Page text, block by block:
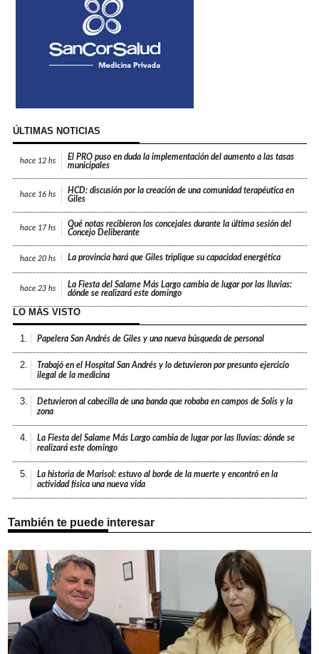
ÚLTIMAS NOTICIAS
hace 12 hs
El PRO puso en duda la implementación del aumento a las tasas
municipales
hace 16 hs
HCD: discusión por la creación de una comunidad terapéutica en
Giles
hace 17 hs
Qué notas recibieron los concejales durante la última sesión del
Concejo Deliberante
hace 20 hs La provincia hará que Giles triplique su capacidad energética
hace 23 hs
La Fiesta del Salame Más Largo cambia de lugar por las lluvias:
dónde se realizará este domingo
LO MÁS VISTO
1. Papelera San Andrés de Giles y una nueva búsqueda de personal
2.
Trabajó en el Hospital San Andrés y lo detuvieron por presunto ejercicio
ilegal de la medicina
3.
Detuvieron al cabecilla de una banda que robaba en campos de Solís y la
zona
4.
La Fiesta del Salame Más Largo cambia de lugar por las lluvias: dónde se
realizará este domingo
5.
La historia de Marisol: estuvo al borde de la muerte y encontró en la
actividad física una nueva vida
También te puede interesar